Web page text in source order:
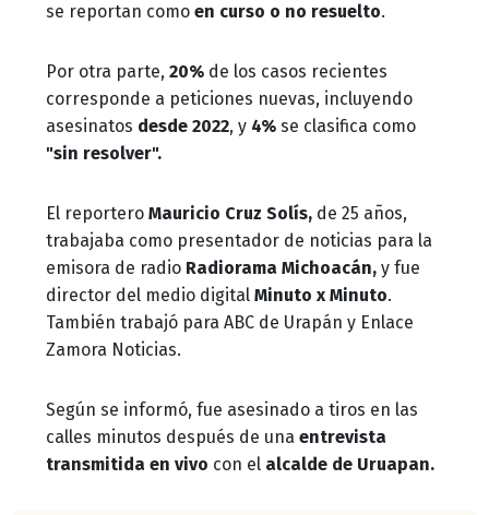
se reportan como en curso o no resuelto.
Por otra parte, 20% de los casos recientes
corresponde a peticiones nuevas, incluyendo
asesinatos desde 2022, y 4% se clasifica como
"sin resolver".
El reportero Mauricio Cruz Solís, de 25 años,
trabajaba como presentador de noticias para la
emisora de radio Radiorama Michoacán, y fue
director del medio digital Minuto x Minuto.
También trabajó para ABC de Urapán y Enlace
Zamora Noticias.
Según se informó, fue asesinado a tiros en las
calles minutos después de una entrevista
transmitida en vivo con el alcalde de Uruapan.